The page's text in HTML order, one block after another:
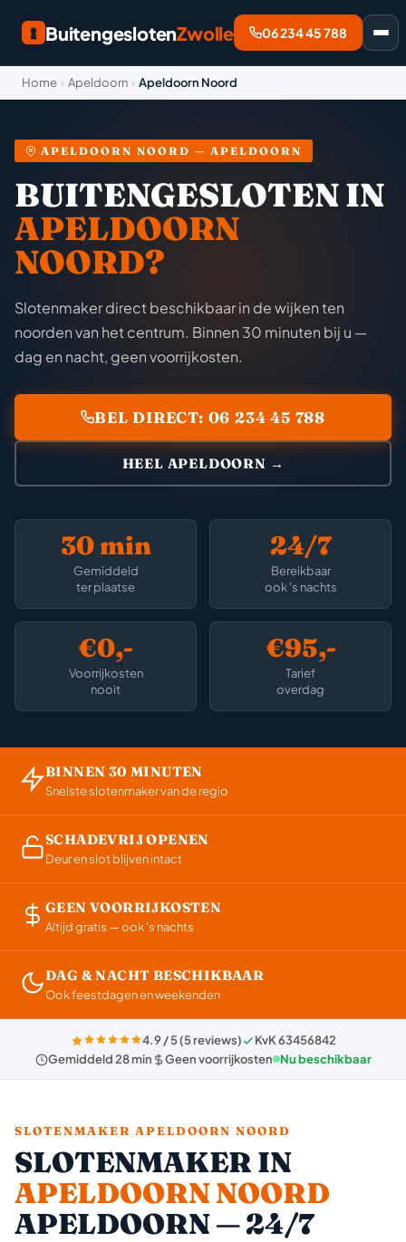
BuitengeslotenZwolle 06 234 45 788
Home › Apeldoorn › Apeldoorn Noord
APELDOORN NOORD — APELDOORN
BUITENGESLOTEN IN
APELDOORN
NOORD?
Slotenmaker direct beschikbaar in de wijken ten
noorden van het centrum. Binnen 30 minuten bij u —
dag en nacht, geen voorrijkosten.
BEL DIRECT: 06 234 45 788
HEEL APELDOORN →
30 min
Gemiddeld
ter plaatse
24/7
Bereikbaar
ook 's nachts
€0,-
Voorrijkosten
nooit
€95,-
Tarief
overdag
BINNEN 30 MINUTEN
Snelste slotenmaker van de regio
SCHADEVRIJ OPENEN
Deur en slot blijven intact
GEEN VOORRIJKOSTEN
Altijd gratis — ook 's nachts
DAG & NACHT BESCHIKBAAR
Ook feestdagen en weekenden
4.9 / 5 (5 reviews)
KvK 63456842
Gemiddeld 28 min
Geen voorrijkosten Nu beschikbaar
SLOTENMAKER APELDOORN NOORD
SLOTENMAKER IN
APELDOORN NOORD
APELDOORN — 24/7